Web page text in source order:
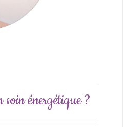
énergétique ?